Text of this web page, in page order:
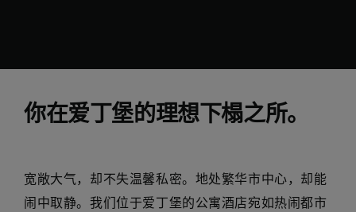
你在爱丁堡的理想下榻之所。
宽敞大气，却不失温馨私密。地处繁华市中心，却能
闹中取静。我们位于爱丁堡的公寓酒店宛如热闹都市